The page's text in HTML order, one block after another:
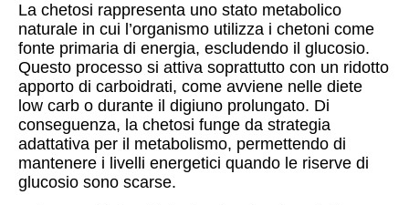
La chetosi rappresenta uno stato metabolico
naturale in cui l’organismo utilizza i chetoni come
fonte primaria di energia, escludendo il glucosio.
Questo processo si attiva soprattutto con un ridotto
apporto di carboidrati, come avviene nelle diete
low carb o durante il digiuno prolungato. Di
conseguenza, la chetosi funge da strategia
adattativa per il metabolismo, permettendo di
mantenere i livelli energetici quando le riserve di
glucosio sono scarse.